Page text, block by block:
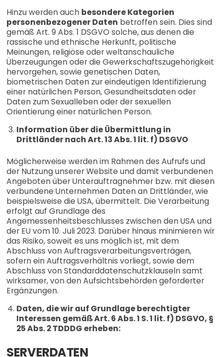
Hinzu werden auch besondere Kategorien
personenbezogener Daten betroffen sein. Dies sind
gemäß Art. 9 Abs. 1 DSGVO solche, aus denen die
rassische und ethnische Herkunft, politische
Meinungen, religiöse oder weltanschauliche
Überzeugungen oder die Gewerkschaftszugehörigkeit
hervorgehen, sowie genetischen Daten,
biometrischen Daten zur eindeutigen Identifizierung
einer natürlichen Person, Gesundheitsdaten oder
Daten zum Sexualleben oder der sexuellen
Orientierung einer natürlichen Person.
Information über die Übermittlung in
Drittländer nach Art. 13 Abs. 1 lit. f) DSGVO
Möglicherweise werden im Rahmen des Aufrufs und
der Nutzung unserer Website und damit verbundenen
Angeboten über Unterauftragnehmer bzw. mit diesen
verbundene Unternehmen Daten an Drittländer, wie
beispielsweise die USA, übermittelt. Die Verarbeitung
erfolgt auf Grundlage des
Angemessenheitsbeschlusses zwischen den USA und
der EU vom 10. Juli 2023. Darüber hinaus minimieren wir
das Risiko, soweit es uns möglich ist, mit dem
Abschluss von Auftragsverarbeitungsverträgen,
sofern ein Auftragsverhältnis vorliegt, sowie dem
Abschluss von Standarddatenschutzklauseln samt
wirksamer, von den Aufsichtsbehörden geforderter
Ergänzungen.
Daten, die wir auf Grundlage berechtigter
Interessen gemäß Art. 6 Abs. 1 S. 1 lit. f) DSGVO, §
25 Abs. 2 TDDDG erheben:
SERVERDATEN